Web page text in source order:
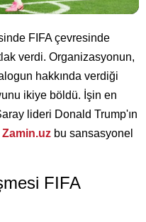
FIFA çevresinde
verdi. Organizasyonun,
hakkında verdiği
ikiye böldü. İşin en
lideri Donald Trump'ın
Zamin.uz bu sansasyonel
FIFA